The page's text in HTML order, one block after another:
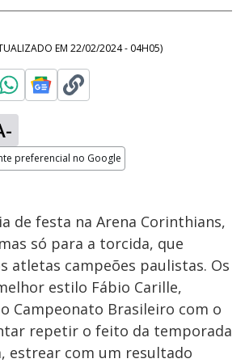
EM 22/02/2024 - 04H05)
preferencial no Google
de festa na Arena Corinthians,
só para a torcida, que
atletas campeões paulistas. Os
estilo Fábio Carille,
Campeonato Brasileiro com o
repetir o feito da temporada
estrear com um resultado